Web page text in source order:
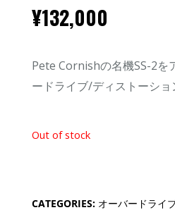
¥132,000
Pete Cornishの名機SS-2を
ードライブ/ディストーショ
Out of stock
CATEGORIES: オーバードライ